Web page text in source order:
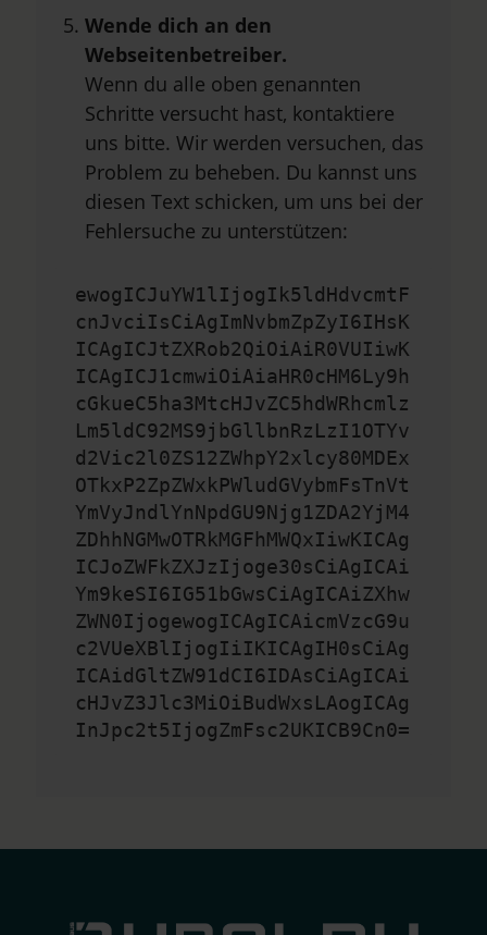
Wende dich an den
Webseitenbetreiber.
Wenn du alle oben genannten
Schritte versucht hast, kontaktiere
uns bitte. Wir werden versuchen, das
Problem zu beheben. Du kannst uns
diesen Text schicken, um uns bei der
Fehlersuche zu unterstützen:
ewogICJuYW1lIjogIk5ldHdvcmtF
cnJvciIsCiAgImNvbmZpZyI6IHsK
ICAgICJtZXRob2QiOiAiR0VUIiwK
ICAgICJ1cmwiOiAiaHR0cHM6Ly9h
cGkueC5ha3MtcHJvZC5hdWRhcmlz
Lm5ldC92MS9jbGllbnRzLzI1OTYv
d2Vic2l0ZS12ZWhpY2xlcy80MDEx
OTkxP2ZpZWxkPWludGVybmFsTnVt
YmVyJndlYnNpdGU9Njg1ZDA2YjM4
ZDhhNGMwOTRkMGFhMWQxIiwKICAg
ICJoZWFkZXJzIjoge30sCiAgICAi
Ym9keSI6IG51bGwsCiAgICAiZXhw
ZWN0IjogewogICAgICAicmVzcG9u
c2VUeXBlIjogIiIKICAgIH0sCiAg
ICAidGltZW91dCI6IDAsCiAgICAi
cHJvZ3Jlc3MiOiBudWxsLAogICAg
InJpc2t5IjogZmFsc2UKICB9Cn0=